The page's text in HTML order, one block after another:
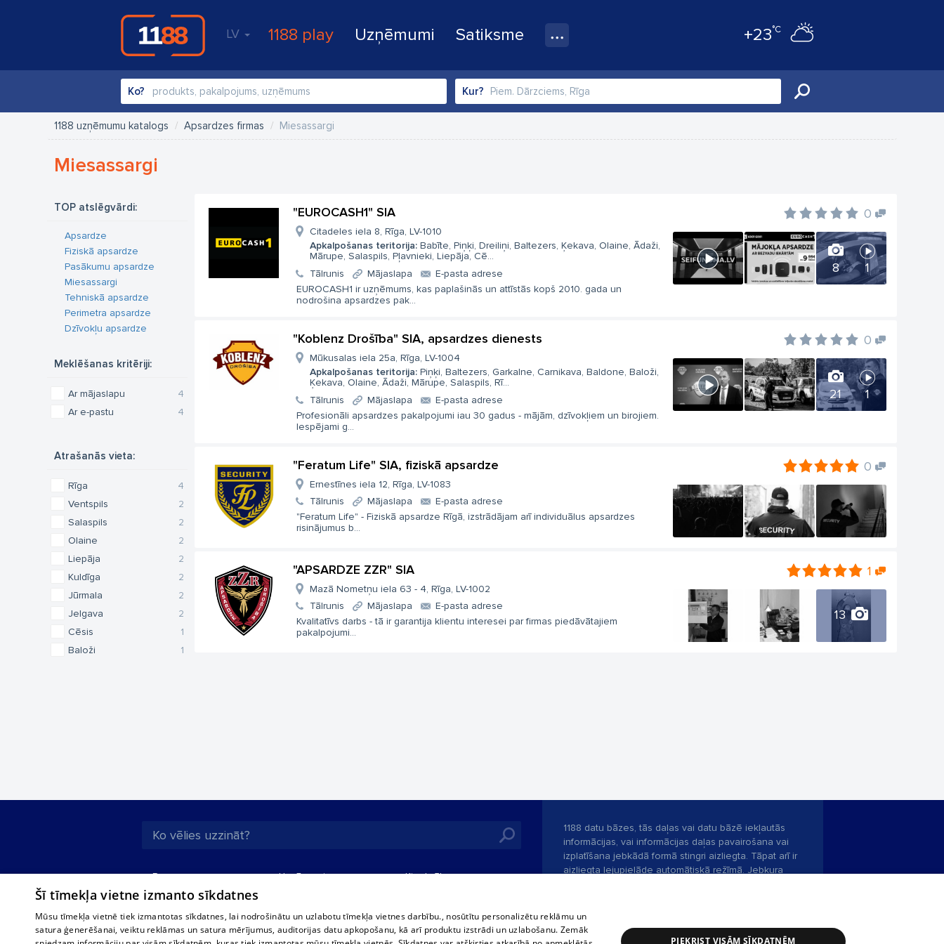
LV 1188 play Uzņēmumi Satiksme +23°C
Ko? Kur?
1188 uzņēmumu katalogs Apsardzes firmas Miesassargi
Miesassargi
TOP atslēgvārdi:
Apsardze
Fiziskā apsardze
Pasākumu apsardze
Miesassargi
Tehniskā apsardze
Perimetra apsardze
Dzīvokļu apsardze
Meklēšanas kritēriji:
4
Ar mājaslapu
4
Ar e-pastu
Atrašanās vieta:
4
Rīga
2
Ventspils
2
Salaspils
2
Olaine
2
Liepāja
2
Kuldīga
2
Jūrmala
2
Jelgava
1
Cēsis
1
Baloži
"EUROCASH1" SIA 0
8 1
Citadeles iela 8, Rīga, LV-1010
Apkalpošanas teritorija: Babīte, Piņķi, Dreiliņi, Baltezers, Ķekava, Olaine, Ādaži,
Mārupe, Salaspils, Pļavnieki, Liepāja, Cē...
Tālrunis
Mājaslapa
E-pasta adrese
EUROCASH1 ir uzņēmums, kas paplašinās un attīstās kopš 2010. gada un
nodrošina apsardzes pak...
"Koblenz Drošība" SIA, apsardzes dienests 0
21 1
Mūkusalas iela 25a, Rīga, LV-1004
Apkalpošanas teritorija: Piņķi, Baltezers, Garkalne, Carnikava, Baldone, Baloži,
Ķekava, Olaine, Ādaži, Mārupe, Salaspils, Rī...
Tālrunis
Mājaslapa
E-pasta adrese
Profesionāli apsardzes pakalpojumi iau 30 gadus - mājām, dzīvokļiem un birojiem.
Iespējami g...
"Feratum Life" SIA, fiziskā apsardze 0
Ernestīnes iela 12, Rīga, LV-1083
Tālrunis
Mājaslapa
E-pasta adrese
"Feratum Life" - Fiziskā apsardze Rīgā, izstrādājam arī individuālus apsardzes
risinājumus b...
"APSARDZE ZZR" SIA 1
13
Mazā Nometņu iela 63 - 4, Rīga, LV-1002
Tālrunis
Mājaslapa
E-pasta adrese
Kvalitatīvs darbs - tā ir garantija klientu interesei par firmas piedāvātajiem
pakalpojumi...
Par mums
Reklāma
Biznesa klientiem
Tarifi
Uzņēmumi
Autobusu biļetes
Kinoteātros
Līguma noteikumi
360 Ziņas kontakti
1188 datu bāzes, tās daļas vai datu bāzē iekļautās
informācijas, vai informācijas daļas pavairošana vai
izplatīšana jebkādā formā stingri aizliegta. Tāpat arī ir
aizliegta lejupielāde automātiskā režīmā. Jebkura
Šī tīmekļa vietne izmanto sīkdatnes
Mūsu tīmekļa vietnē tiek izmantotas sīkdatnes, lai nodrošinātu un uzlabotu tīmekļa vietnes darbību., nosūtītu personalizētu reklāmu un
satura ģenerēšanai, veiktu reklāmas un satura mērījumus, auditorijas datu apkopošanu, kā arī produktu izstrādi un uzlabošanu. Zemāk
PIEKRIST VISĀM SĪKDATNĒM